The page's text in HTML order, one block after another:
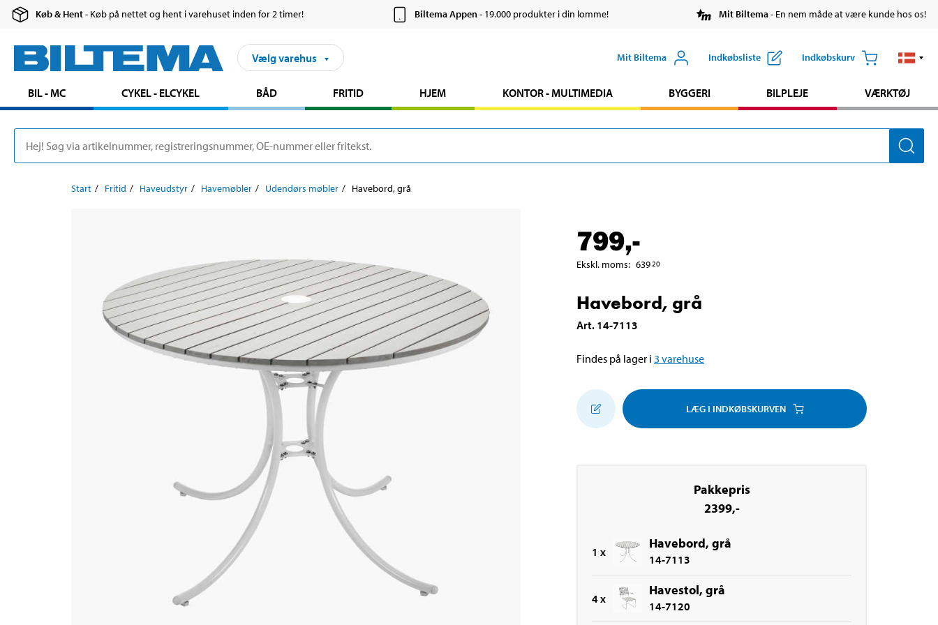
Køb & Hent- Køb på nettet og hent i varehuset inden for 2 timer! Biltema Appen- 19.000 produkter i din lomme! Mit Biltema- En nem måde at være kunde hos os!
Vælg varehus Mit Biltema Indkøbsliste Indkøbskurv
BIL - MC CYKEL - ELCYKEL BÅD FRITID HJEM KONTOR - MULTIMEDIA BYGGERI BILPLEJE VÆRKTØJ
Start Fritid Haveudstyr Havemøbler Udendørs møbler Havebord, grå
799,-
Ekskl. moms: 639 20
Havebord, grå
Art. 14-7113
Findes på lager i 3 varehuse
LÆG I INDKØBSKURVEN
Pakkepris
2399,-
1 x
Havebord, grå
14-7113
4x
Havestol, grå
14-7120